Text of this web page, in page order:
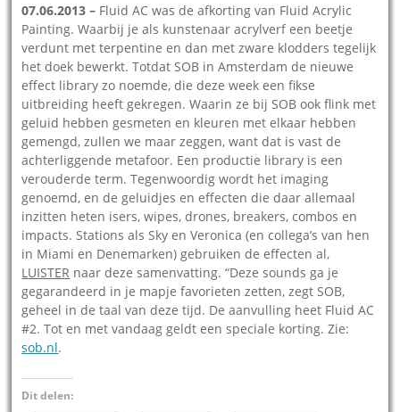
07.06.2013 – Fluid AC was de afkorting van Fluid Acrylic
Painting. Waarbij je als kunstenaar acrylverf een beetje
verdunt met terpentine en dan met zware klodders tegelijk
het doek bewerkt. Totdat SOB in Amsterdam de nieuwe
effect library zo noemde, die deze week een fikse
uitbreiding heeft gekregen. Waarin ze bij SOB ook flink met
geluid hebben gesmeten en kleuren met elkaar hebben
gemengd, zullen we maar zeggen, want dat is vast de
achterliggende metafoor. Een productie library is een
verouderde term. Tegenwoordig wordt het imaging
genoemd, en de geluidjes en effecten die daar allemaal
inzitten heten isers, wipes, drones, breakers, combos en
impacts. Stations als Sky en Veronica (en collega’s van hen
in Miami en Denemarken) gebruiken de effecten al,
LUISTER naar deze samenvatting. “Deze sounds ga je
gegarandeerd in je mapje favorieten zetten, zegt SOB,
geheel in de taal van deze tijd. De aanvulling heet Fluid AC
#2. Tot en met vandaag geldt een speciale korting. Zie:
sob.nl.
Dit delen: